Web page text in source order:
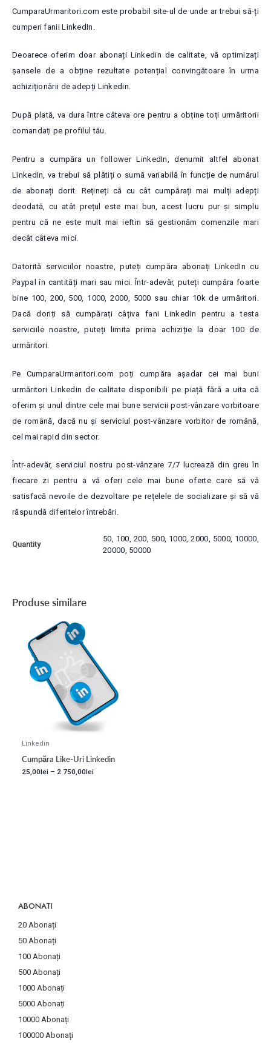
CumparaUrmaritori.com este probabil site-ul de unde ar trebui să-ți
cumperi fanii LinkedIn.
Deoarece oferim doar abonați Linkedin de calitate, vă optimizați
șansele de a obține rezultate potențial convingătoare în urma
achiziționării de adepți Linkedin.
După plată, va dura între câteva ore pentru a obține toți urmăritorii
comandați pe profilul tău.
Pentru a cumpăra un follower LinkedIn, denumit altfel abonat
LinkedIn, va trebui să plătiți o sumă variabilă în funcție de numărul
de abonați dorit. Rețineți că cu cât cumpărați mai mulți adepți
deodată, cu atât prețul este mai bun, acest lucru pur și simplu
pentru că ne este mult mai ieftin să gestionăm comenzile mari
decât câteva mici.
Datorită serviciilor noastre, puteți cumpăra abonați LinkedIn cu
Paypal în cantități mari sau mici. Într-adevăr, puteți cumpăra foarte
bine 100, 200, 500, 1000, 2000, 5000 sau chiar 10k de urmăritori.
Dacă doriți să cumpărați câțiva fani LinkedIn pentru a testa
serviciile noastre, puteți limita prima achiziție la doar 100 de
urmăritori.
Pe CumparaUrmaritori.com poți cumpăra așadar cei mai buni
urmăritori Linkedin de calitate disponibili pe piață fără a uita că
oferim și unul dintre cele mai bune servicii post-vânzare vorbitoare
de română, dacă nu și serviciul post-vânzare vorbitor de română,
cel mai rapid din sector.
Într-adevăr, serviciul nostru post-vânzare 7/7 lucrează din greu în
fiecare zi pentru a vă oferi cele mai bune oferte care să vă
satisfacă nevoile de dezvoltare pe rețelele de socializare și să vă
răspundă diferitelor întrebări.
Quantity
50, 100, 200, 500, 1000, 2000, 5000, 10000,
20000, 50000
Produse similare
Linkedin
Cumpăra Like-Uri Linkedin
25,00lei– 2 750,00lei
ABONATI
20 Abonați
50 Abonați
100 Abonați
500 Abonați
1000 Abonați
5000 Abonați
10000 Abonați
100000 Abonați